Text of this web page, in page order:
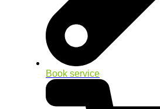
Book service